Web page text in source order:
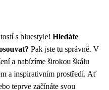
s bluestyle! Hledáte
Pak jste tu správně. V
a nabízíme širokou škálu
a inspirativním prostředí. Ať
teprve začínáte svou